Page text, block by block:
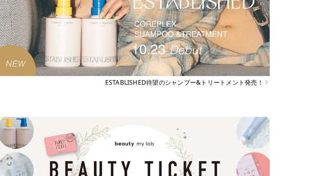
ESTABLISHED待望のシャンプー&トリートメント発売！